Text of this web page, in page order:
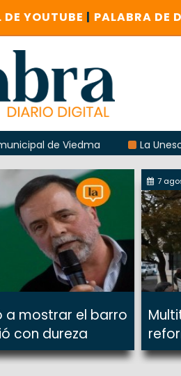
YOUTUBE | PALABRA DE
Viedma La Unesco pidió
Roca
a mostrar el barro
con dureza
7